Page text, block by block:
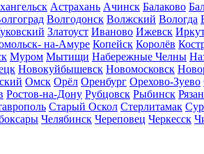
Астрахань Ачинск Балаково
Волгодонск Волжский Вологда
Златоуст Иваново Ижевск
на-Амуре Копейск Королёв
Муром Мытищи Набережные Челны
Новокуйбышевск Новомосковск
Омск Орёл Оренбург Орехово-Зуево
Ростов-на-Дону Рубцовск Рыбинск
Старый Оскол Стерлитамак
Челябинск Череповец Черкесск